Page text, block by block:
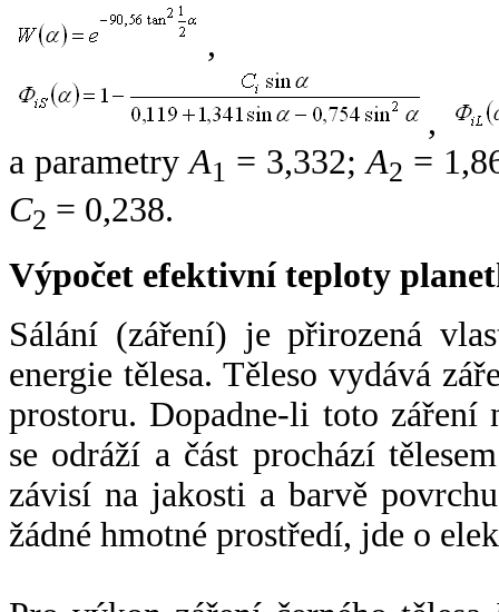
,
,
a parametryA1 = 3,332;A2 =
C2 = 0,238.
Výpočet efektivní teploty
Sálání (záření) je přirozená
energie tělesa. Těleso vydává
prostoru. Dopadne-li toto záření
se odráží a část prochází
závisí na jakosti a barvě
žádné hmotné prostředí, jde o